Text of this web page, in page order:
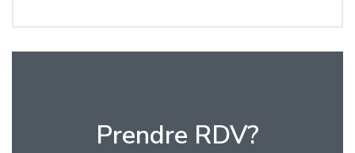
Prendre RDV?